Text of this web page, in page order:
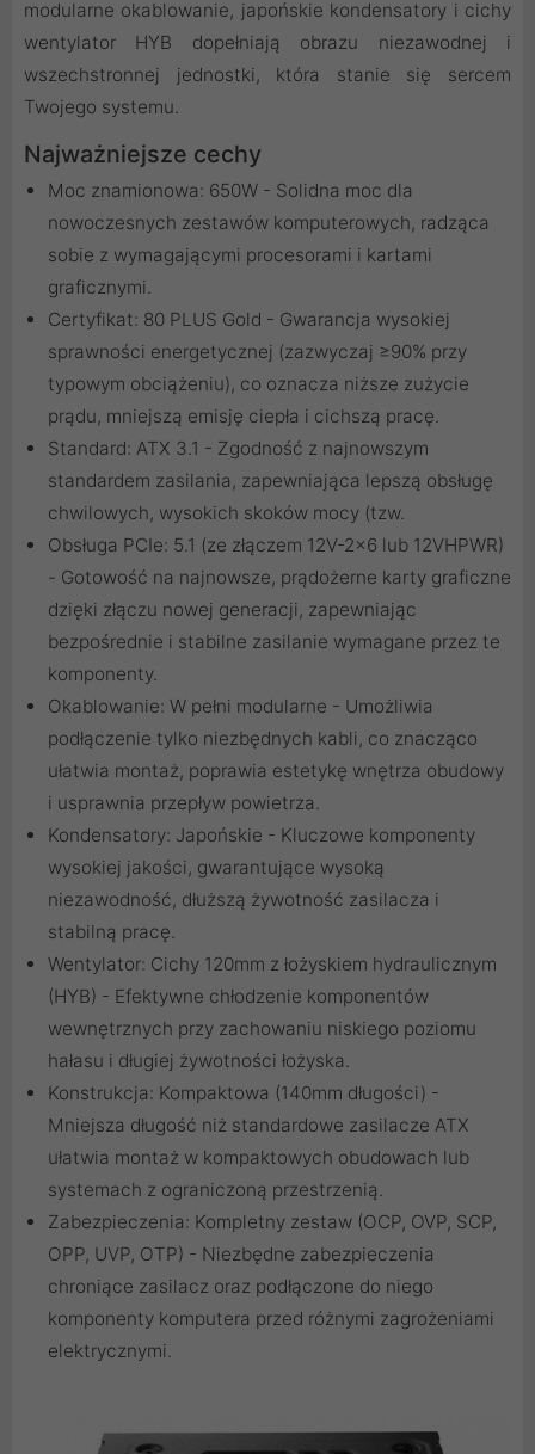
modularne okablowanie, japońskie kondensatory i cichy
wentylator HYB dopełniają obrazu niezawodnej i
wszechstronnej jednostki, która stanie się sercem
Twojego systemu.
Najważniejsze cechy
Moc znamionowa: 650W - Solidna moc dla
nowoczesnych zestawów komputerowych, radząca
sobie z wymagającymi procesorami i kartami
graficznymi.
Certyfikat: 80 PLUS Gold - Gwarancja wysokiej
sprawności energetycznej (zazwyczaj ≥90% przy
typowym obciążeniu), co oznacza niższe zużycie
prądu, mniejszą emisję ciepła i cichszą pracę.
Standard: ATX 3.1 - Zgodność z najnowszym
standardem zasilania, zapewniająca lepszą obsługę
chwilowych, wysokich skoków mocy (tzw.
Obsługa PCIe: 5.1 (ze złączem 12V-2x6 lub 12VHPWR)
- Gotowość na najnowsze, prądożerne karty graficzne
dzięki złączu nowej generacji, zapewniając
bezpośrednie i stabilne zasilanie wymagane przez te
komponenty.
Okablowanie: W pełni modularne - Umożliwia
podłączenie tylko niezbędnych kabli, co znacząco
ułatwia montaż, poprawia estetykę wnętrza obudowy
i usprawnia przepływ powietrza.
Kondensatory: Japońskie - Kluczowe komponenty
wysokiej jakości, gwarantujące wysoką
niezawodność, dłuższą żywotność zasilacza i
stabilną pracę.
Wentylator: Cichy 120mm z łożyskiem hydraulicznym
(HYB) - Efektywne chłodzenie komponentów
wewnętrznych przy zachowaniu niskiego poziomu
hałasu i długiej żywotności łożyska.
Konstrukcja: Kompaktowa (140mm długości) -
Mniejsza długość niż standardowe zasilacze ATX
ułatwia montaż w kompaktowych obudowach lub
systemach z ograniczoną przestrzenią.
Zabezpieczenia: Kompletny zestaw (OCP, OVP, SCP,
OPP, UVP, OTP) - Niezbędne zabezpieczenia
chroniące zasilacz oraz podłączone do niego
komponenty komputera przed różnymi zagrożeniami
elektrycznymi.